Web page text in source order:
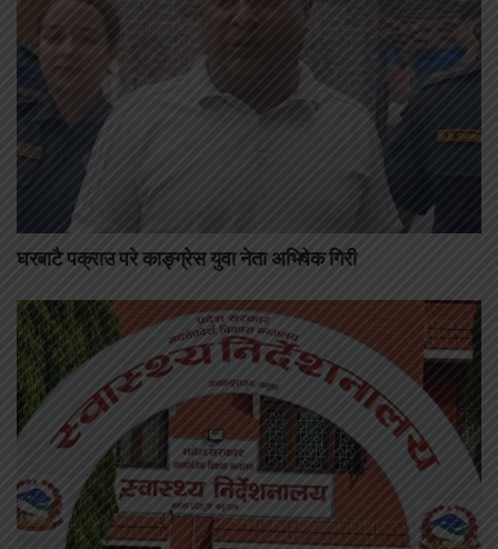
घरबाटै पक्राउ परे काङ्ग्रेस युवा नेता अभिषेक गिरी